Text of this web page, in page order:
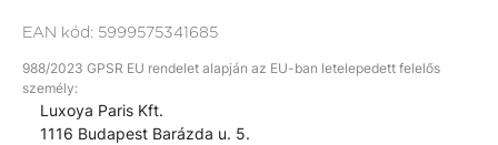
EAN kód: 5999575341685
988/2023 GPSR EU rendelet alapján az EU-ban letelepedett felelős
személy:
Luxoya Paris Kft.
1116 Budapest Barázda u. 5.